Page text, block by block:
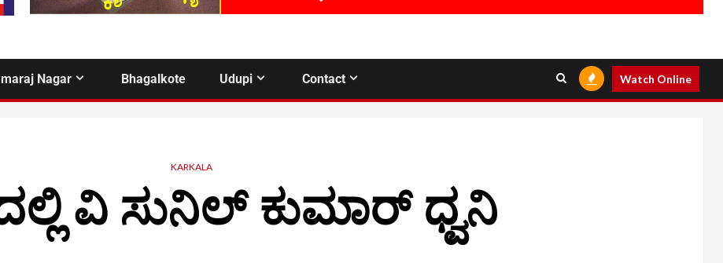
Nagar Bhagalkote Udupi Contact Watch Online
KARKALA
ವಿ ಸುನಿಲ್ ಕುಮಾರ್ ಧ್ವನಿ